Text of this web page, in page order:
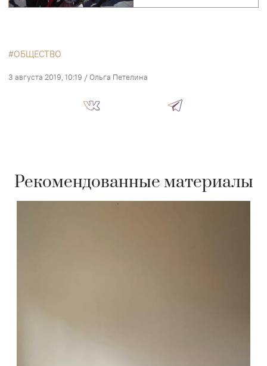
ОБЩЕСТВО
3 августа 2019, 10:19 / Ольга Петелина
Рекомендованные материалы